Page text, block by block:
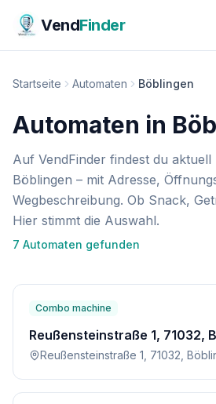
VendFinder
Startseite Automaten Böblingen
Automaten in
Auf VendFinder findest du
Böblingen – mit Adresse,
Wegbeschreibung. Ob Snack,
Hier stimmt die Auswahl.
7 Automaten gefunden
Combo machine
Reußensteinstraße 1, 71032,
Reußensteinstraße 1, 71032,